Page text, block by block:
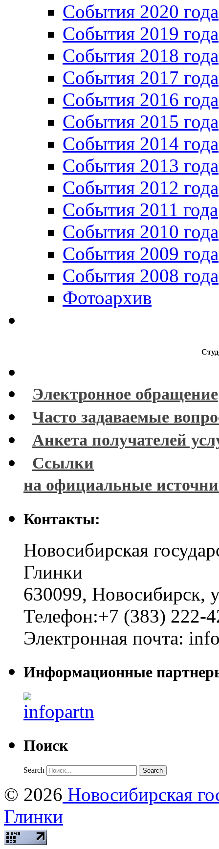
События 2020 года
События 2019 года
События 2018 года
События 2017 года
События 2016 года
События 2015 года
События 2014 года
События 2013 года
События 2012 года
События 2011 года
События 2010 года
События 2009 года
События 2008 года
Фотоархив
Электронное обращение
Часто задаваемые
Анкета получателей
Ссылки
на официальные
Контакты:
Новосибирская
Глинки
630099, Новосибирск,
Телефон:+7 (383) 222-
Электронная почта:
Информационные
Поиск
Search
© 2026 Новосибирская
Глинки